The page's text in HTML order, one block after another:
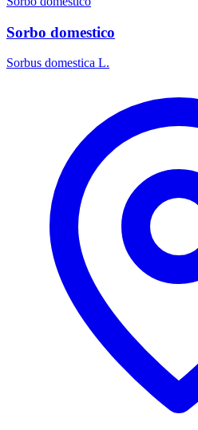
Sorbo domestico
Sorbus domestica L.